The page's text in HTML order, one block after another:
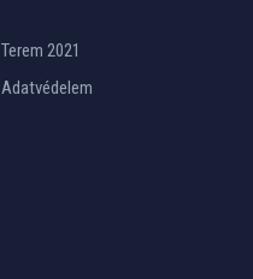
Terem 2021
Adatvédelem